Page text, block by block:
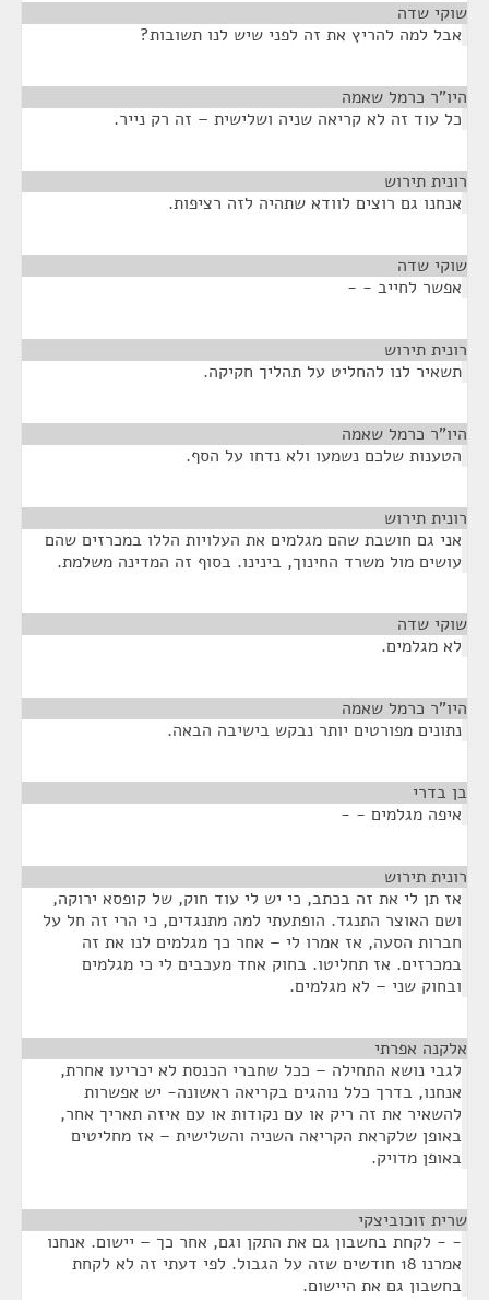
שוקי שדה
אבל למה להריץ את זה לפני שיש לנו תשובות?
היו"ר כרמל שאמה
כל עוד זה לא קריאה שניה ושלישית – זה רק נייר.
רונית תירוש
אנחנו גם רוצים לוודא שתהיה לזה רציפות.
שוקי שדה
אפשר לחייב - -
רונית תירוש
תשאיר לנו להחליט על תהליך חקיקה.
היו"ר כרמל שאמה
הטענות שלכם נשמעו ולא נדחו על הסף.
רונית תירוש
אני גם חושבת שהם מגלמים את העלויות הללו במכרזים שהם
עושים מול משרד החינוך, בינינו. בסוף זה המדינה משלמת.
שוקי שדה
לא מגלמים.
היו"ר כרמל שאמה
נתונים מפורטים יותר נבקש בישיבה הבאה.
בן בדרי
איפה מגלמים - -
רונית תירוש
אז תן לי את זה בכתב, כי יש לי עוד חוק, של קופסא ירוקה,
ושם האוצר התנגד. הופתעתי למה מתנגדים, כי הרי זה חל על
חברות הסעה, אז אמרו לי – אחר כך מגלמים לנו את זה
במכרזים. אז תחליטו. בחוק אחד מעכבים לי כי מגלמים
ובחוק שני – לא מגלמים.
אלקנה אפרתי
לגבי נושא התחילה – ככל שחברי הכנסת לא יכריעו אחרת,
אנחנו, בדרך כלל נוהגים בקריאה ראשונה- יש אפשרות
להשאיר את זה ריק או עם נקודות או עם איזה תאריך אחר,
באופן שלקראת הקריאה השניה והשלישית – אז מחליטים
באופן מדויק.
שרית זוכוביצקי
- - לקחת בחשבון גם את התקן וגם, אחר כך – יישום. אנחנו
אמרנו 18 חודשים שזה על הגבול. לפי דעתי זה לא לקחת
בחשבון גם את היישום.